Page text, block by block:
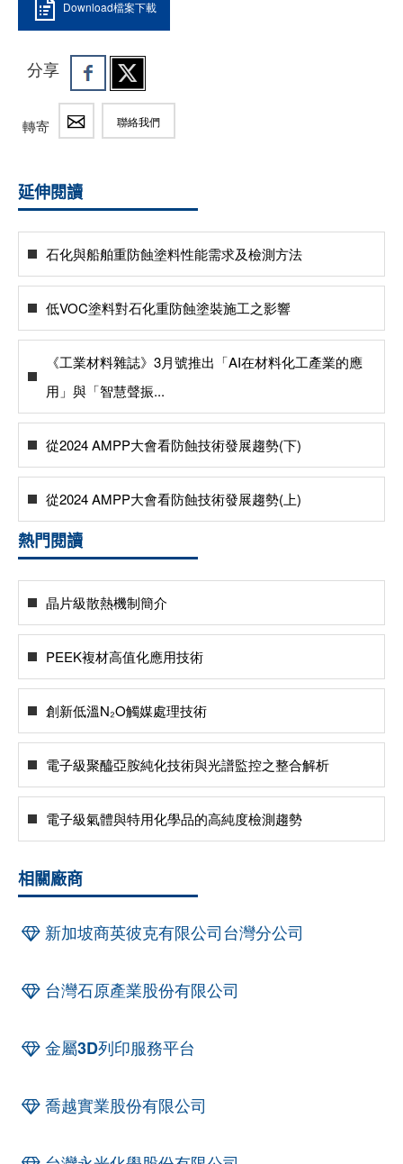
Download檔案下載
分享
轉寄 聯絡我們
延伸閱讀
石化與船舶重防蝕塗料性能需求及檢測方法
低VOC塗料對石化重防蝕塗裝施工之影響
《工業材料雜誌》3月號推出「AI在材料化工產業的應
用」與「智慧聲振...
從2024 AMPP大會看防蝕技術發展趨勢(下)
從2024 AMPP大會看防蝕技術發展趨勢(上)
熱門閱讀
晶片級散熱機制簡介
PEEK複材高值化應用技術
創新低溫N₂O觸媒處理技術
電子級聚醯亞胺純化技術與光譜監控之整合解析
電子級氣體與特用化學品的高純度檢測趨勢
相關廠商
新加坡商英彼克有限公司台灣分公司
台灣石原產業股份有限公司
金屬3D列印服務平台
喬越實業股份有限公司